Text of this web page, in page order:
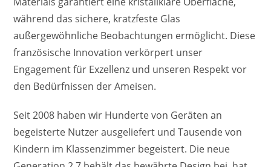
während das sichere, kratzfeste Glas
außergewöhnliche Beobachtungen ermöglicht. Diese
französische Innovation verkörpert unser
Engagement für Exzellenz und unseren Respekt vor
den Bedürfnissen der Ameisen.
Seit 2008 haben wir Hunderte von Geräten an
begeisterte Nutzer ausgeliefert und Tausende von
Kindern im Klassenzimmer begeistert. Die neue